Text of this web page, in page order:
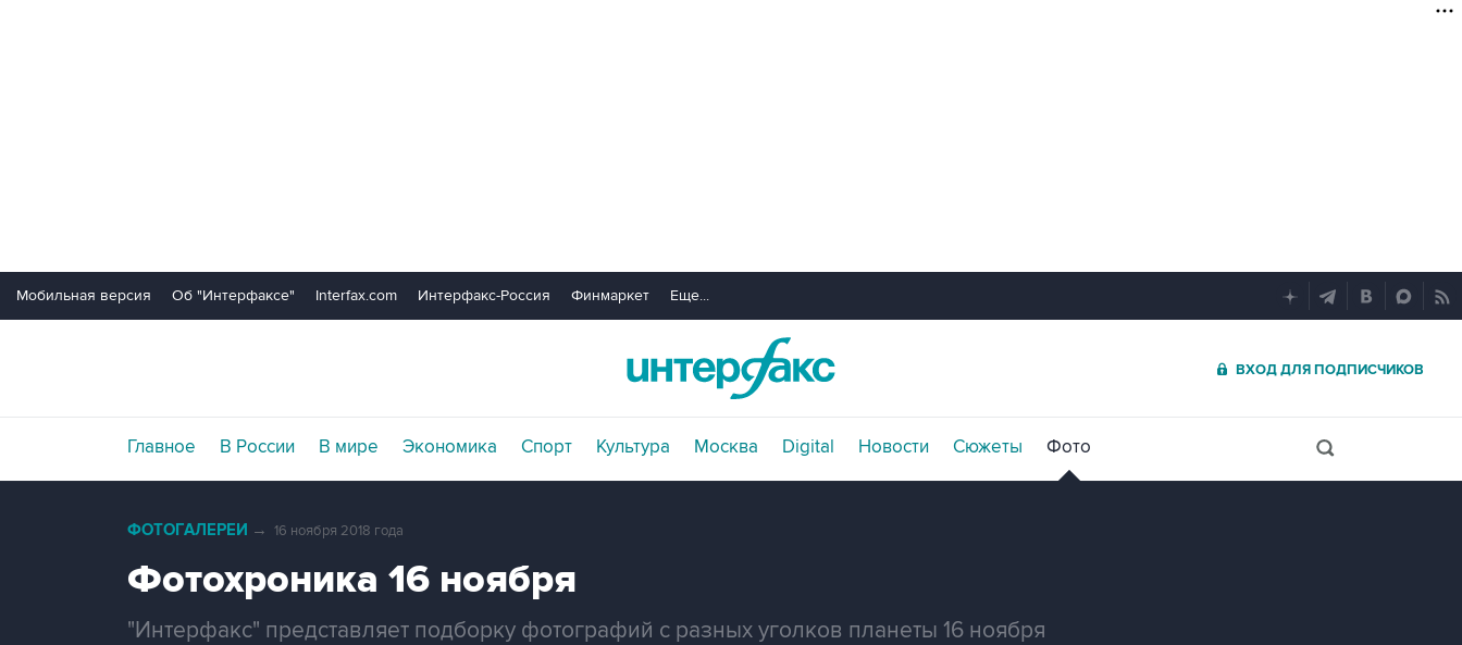
Мобильная версия Об "Интерфаксе" Interfax.com Интерфакс-Россия Финмаркет Еще...
ВХОД ДЛЯ ПОДПИСЧИКОВ
Главное В России В мире Экономика Спорт Культура Москва Digital Новости Сюжеты Фото
ФОТОГАЛЕРЕИ → 16 ноября 2018 года
Фотохроника 16 ноября
"Интерфакс" представляет подборку фотографий с разных уголков планеты 16 ноября